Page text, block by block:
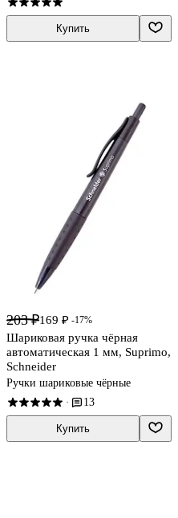
Купить
203 ₽169 ₽ -17%
Шариковая ручка чёрная
автоматическая 1 мм, Suprimo,
Schneider
Ручки шариковые чёрные
· 13
Купить